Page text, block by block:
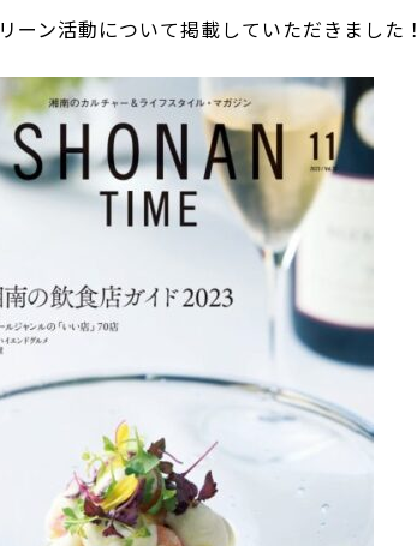
ーン活動について掲載していただきました！